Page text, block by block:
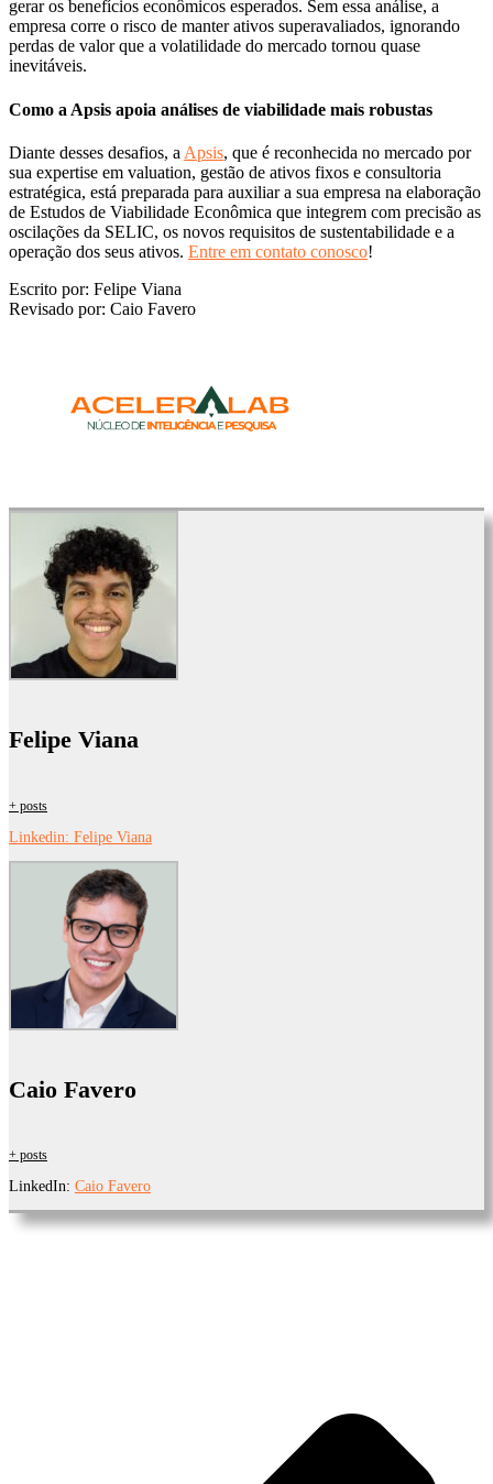
gerar os benefícios econômicos esperados. Sem essa análise, a
empresa corre o risco de manter ativos superavaliados, ignorando
perdas de valor que a volatilidade do mercado tornou quase
inevitáveis.
Como a Apsis apoia análises de viabilidade mais robustas
Diante desses desafios, a Apsis, que é reconhecida no mercado por
sua expertise em valuation, gestão de ativos fixos e consultoria
estratégica, está preparada para auxiliar a sua empresa na elaboração
de Estudos de Viabilidade Econômica que integrem com precisão as
oscilações da SELIC, os novos requisitos de sustentabilidade e a
operação dos seus ativos. Entre em contato conosco!
Escrito por: Felipe Viana
Revisado por: Caio Favero
Felipe Viana
+ posts
Linkedin: Felipe Viana
Caio Favero
+ posts
LinkedIn: Caio Favero